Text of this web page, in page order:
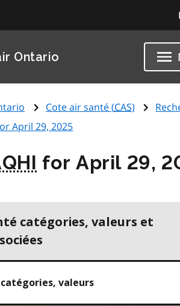
Ontario
Cote air santé (CAS)
April 29, 2025
for April 29,
catégories, valeurs et
valeurs